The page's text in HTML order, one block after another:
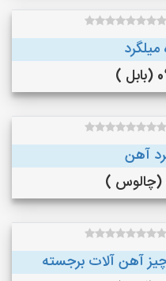
)
آهن
آهن آلات برجسته